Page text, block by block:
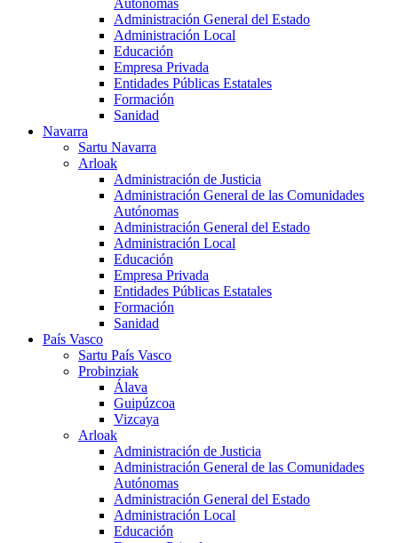
Autónomas
Administración General del Estado
Administración Local
Educación
Empresa Privada
Entidades Públicas Estatales
Formación
Sanidad
Navarra
Sartu Navarra
Arloak
Administración de Justicia
Administración General de las Comunidades
Autónomas
Administración General del Estado
Administración Local
Educación
Empresa Privada
Entidades Públicas Estatales
Formación
Sanidad
País Vasco
Sartu País Vasco
Probinziak
Álava
Guipúzcoa
Vizcaya
Arloak
Administración de Justicia
Administración General de las Comunidades
Autónomas
Administración General del Estado
Administración Local
Educación